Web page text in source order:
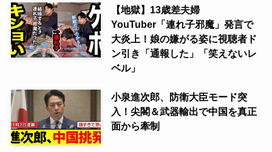
【地獄】13歳差夫婦
YouTuber「連れ子邪魔」発言で
大炎上！娘の嫌がる姿に視聴者ド
ン引き「通報した」「笑えないレ
ベル」
小泉進次郎、防衛大臣モード突
入！尖閣＆武器輸出で中国を真正
面から牽制